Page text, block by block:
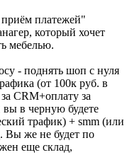
платежей"
который хочет
мебелью.
- поднять шоп с нуля
(от 100к руб. в
CRM+оплату за
в черную будете
трафик) + smm (или
Вы же не будет по
еще склад,